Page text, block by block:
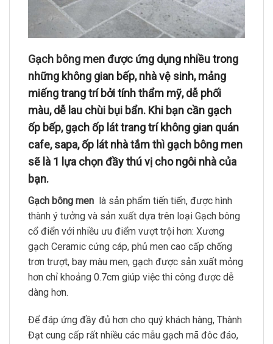
Gạch bông menđược ứng dụng nhiều trong
những không gian bếp, nhà vệ sinh, mảng
miếng trang trí bởi tính thẩm mỹ, dễ phối
màu, dễ lau chùi bụi bẩn. Khi bạn cần gạch
ốp bếp, gạch ốp lát trang trí không gian quán
cafe, sapa, ốp lát nhà tắm thì gạch bông men
sẽ là 1 lựa chọn đầy thú vị cho ngôi nhà của
bạn.
Gạch bông men là sản phẩm tiến tiến, được hình
thành ý tưởng và sản xuất dựa trên loại Gạch bông
cổ điển với nhiều ưu điểm vượt trội hơn: Xương
gạch Ceramic cứng cáp, phủ men cao cấp chống
trơn trượt, bay màu men, gạch được sản xuất mỏng
hơn chỉ khoảng 0.7cm giúp việc thi công được dễ
dàng hơn.
Để đáp ứng đầy đủ hơn cho quý khách hàng, Thành
Đạt cung cấp rất nhiều các mẫu gạch mã đôc đáo,